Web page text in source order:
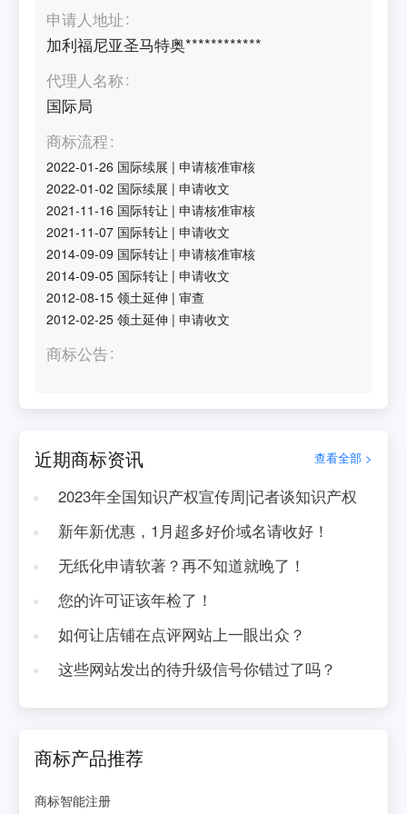
申请人地址
加利福尼亚圣马特奥************
代理人名称
国际局
商标流程
2022-01-26 国际续展 |申请核准审核
2022-01-02 国际续展 |申请收文
2021-11-16 国际转让 |申请核准审核
2021-11-07 国际转让 |申请收文
2014-09-09 国际转让 |申请核准审核
2014-09-05 国际转让 |申请收文
2012-08-15 领土延伸 |审查
2012-02-25 领土延伸 |申请收文
商标公告
近期商标资讯 查看全部 >
2023年全国知识产权宣传周|记者谈知识产权
新年新优惠，1月超多好价域名请收好！
无纸化申请软著？再不知道就晚了！
您的许可证该年检了！
如何让店铺在点评网站上一眼出众？
这些网站发出的待升级信号你错过了吗？
商标产品推荐
商标智能注册